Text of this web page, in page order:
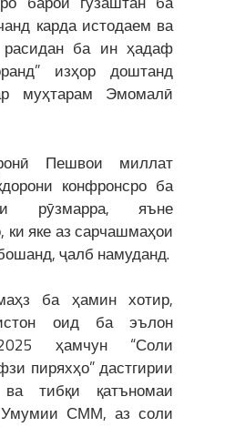
карда истодаем ва
ба ин ҳадаф
изҳор доштанд
муҳтарам Эмомалӣ
Пешвои миллат
конфронсро ба
рӯзмарра, яъне
яке аз сарчашмаҳои
ҷалб намуданд.
ба ҳамин хотир,
оид ба эълон
ҳамчун “Соли
пиряхҳо” дастгирии
тибқи қатъномаи
СММ, аз соли